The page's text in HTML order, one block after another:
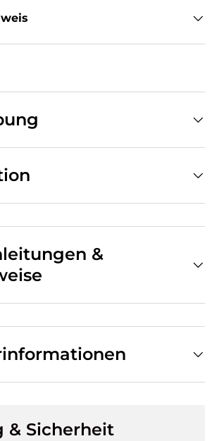
&
& Sicherheit